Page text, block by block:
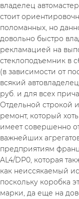
владелец
стоит
поломанных, но
довольно быстро
рекламацией на
стеклоподъемник в
(в зависимости от
всякий
руб. и для всех
Отдельной строкой
ремонт, который
имеет совершенно
важнейших
предприятиям
AL4/DP0, которая
как неиссякаемый
поскольку коробка
марки, да еще на